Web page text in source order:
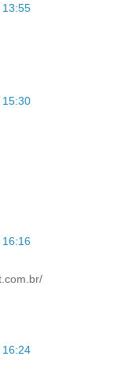
13:55
15:30
16:24